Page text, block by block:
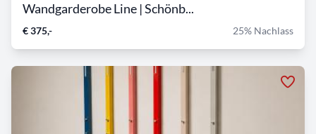
Wandgarderobe Line | Schönb...
€ 375,- 25% Nachlass